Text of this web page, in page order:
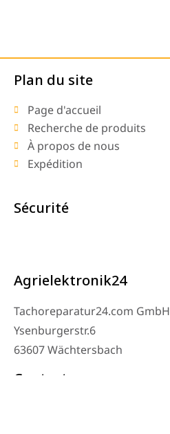
Plan du site
Page d'accueil
Recherche de produits
À propos de nous
Expédition
Sécurité
Agrielektronik24
Tachoreparatur24.com GmbH
Ysenburgerstr.6
63607 Wächtersbach
Contact